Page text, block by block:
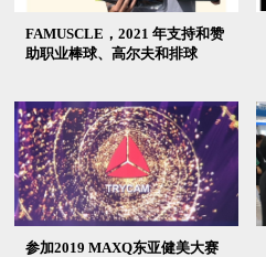
FAMUSCLE，2021 年支持和赞
助职业棒球、高尔夫和排球
参加2019 MAXQ东亚健美大赛